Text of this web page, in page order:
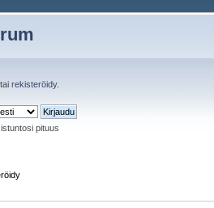
tairekisteröidy.
pituus